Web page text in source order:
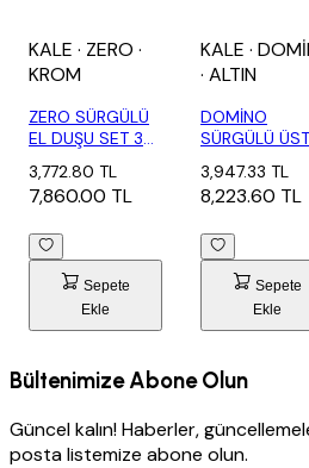
KALE · ZERO ·
KROM
ZERO SÜRGÜLÜ
EL DUŞU SET 3
3,772.80 TL
7,860.00 TL
Sepete
Ekle
KALE ·
· ALTIN
DOMİNO
SÜRGÜLÜ ÜST
FONKSİYONLU
A...
3,947.33 TL
8,223.60 TL
Sepete
Ekle
Bültenimize Abone Olun
Güncel kalın! Haberler,
posta listemize abone olun.